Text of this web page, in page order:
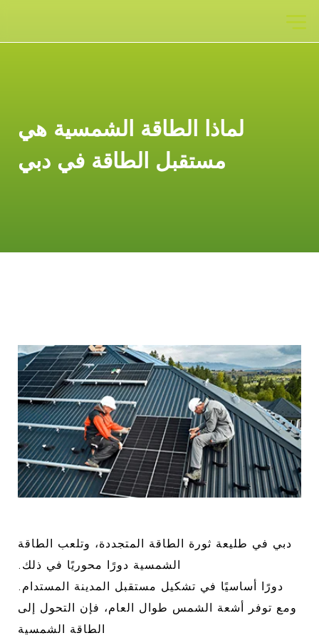
لماذا الطاقة الشمسية هي
مستقبل الطاقة في دبي
دبي في طليعة ثورة الطاقة المتجددة، وتلعب الطاقة
الشمسية دورًا محوريًا في ذلك.
دورًا أساسيًا في تشكيل مستقبل المدينة المستدام.
ومع توفر أشعة الشمس طوال العام، فإن التحول إلى
الطاقة الشمسية